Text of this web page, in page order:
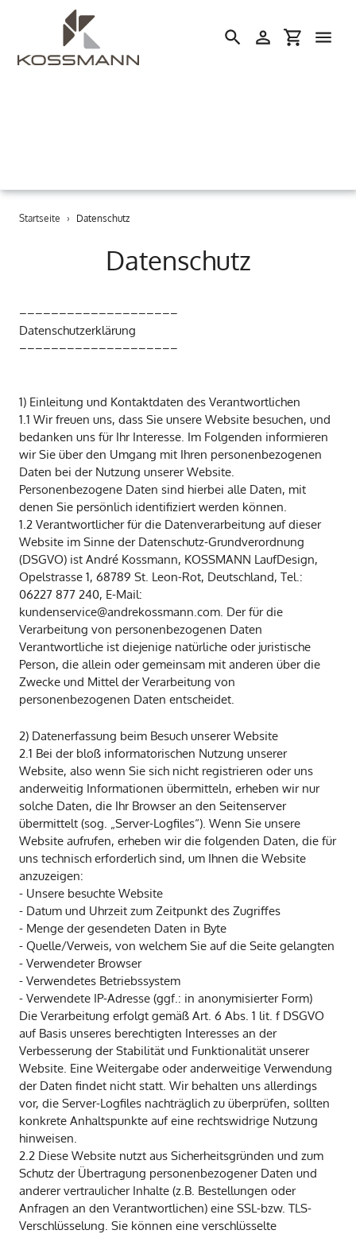
Direkt
SuchenEinloggen
Startseite › Datenschutz
Datenschutz
––––––––––––––––––––
Datenschutzerklärung
––––––––––––––––––––
1) Einleitung und Kontaktdaten des Verantwortlichen
1.1 Wir freuen uns, dass Sie unsere Website besuchen, und
bedanken uns für Ihr Interesse. Im Folgenden informieren
wir Sie über den Umgang mit Ihren personenbezogenen
Daten bei der Nutzung unserer Website.
Personenbezogene Daten sind hierbei alle Daten, mit
denen Sie persönlich identifiziert werden können.
1.2 Verantwortlicher für die Datenverarbeitung auf dieser
Website im Sinne der Datenschutz-Grundverordnung
(DSGVO) ist André Kossmann, KOSSMANN LaufDesign,
Opelstrasse 1, 68789 St. Leon-Rot, Deutschland, Tel.:
06227 877 240, E-Mail:
kundenservice@andrekossmann.com. Der für die
Verarbeitung von personenbezogenen Daten
Verantwortliche ist diejenige natürliche oder juristische
Person, die allein oder gemeinsam mit anderen über die
Zwecke und Mittel der Verarbeitung von
personenbezogenen Daten entscheidet.
2) Datenerfassung beim Besuch unserer Website
2.1 Bei der bloß informatorischen Nutzung unserer
Website, also wenn Sie sich nicht registrieren oder uns
anderweitig Informationen übermitteln, erheben wir nur
solche Daten, die Ihr Browser an den Seitenserver
übermittelt (sog. „Server-Logfiles“). Wenn Sie unsere
Website aufrufen, erheben wir die folgenden Daten, die für
uns technisch erforderlich sind, um Ihnen die Website
anzuzeigen:
- Unsere besuchte Website
- Datum und Uhrzeit zum Zeitpunkt des Zugriffes
- Menge der gesendeten Daten in Byte
- Quelle/Verweis, von welchem Sie auf die Seite gelangten
- Verwendeter Browser
- Verwendetes Betriebssystem
- Verwendete IP-Adresse (ggf.: in anonymisierter Form)
Die Verarbeitung erfolgt gemäß Art. 6 Abs. 1 lit. f DSGVO
auf Basis unseres berechtigten Interesses an der
Verbesserung der Stabilität und Funktionalität unserer
Website. Eine Weitergabe oder anderweitige Verwendung
der Daten findet nicht statt. Wir behalten uns allerdings
vor, die Server-Logfiles nachträglich zu überprüfen, sollten
konkrete Anhaltspunkte auf eine rechtswidrige Nutzung
hinweisen.
2.2 Diese Website nutzt aus Sicherheitsgründen und zum
Schutz der Übertragung personenbezogener Daten und
anderer vertraulicher Inhalte (z.B. Bestellungen oder
Anfragen an den Verantwortlichen) eine SSL-bzw. TLS-
Verschlüsselung. Sie können eine verschlüsselte